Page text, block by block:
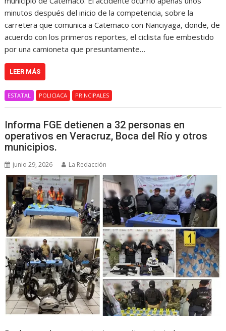
minutos después del inicio de la competencia, sobre la
carretera que comunica a Catemaco con Nanciyaga, donde, de
acuerdo con los primeros reportes, el ciclista fue embestido
por una camioneta que presuntamente…
LEER MÁS
ESTATAL POLICIACA PRINCIPALES
Informa FGE detienen a 32 personas en
operativos en Veracruz, Boca del Río y otros
municipios.
junio 29, 2026 La Redacción